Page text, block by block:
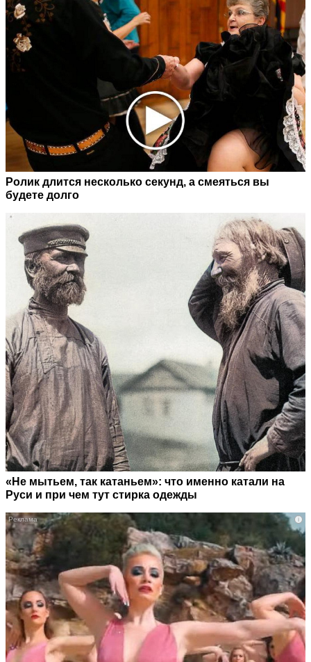
Ролик длится несколько секунд, а смеяться вы
будете долго
«Не мытьем, так катаньем»: что именно катали на
Руси и при чем тут стирка одежды
i